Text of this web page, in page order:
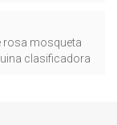
rosa mosqueta
clasificadora